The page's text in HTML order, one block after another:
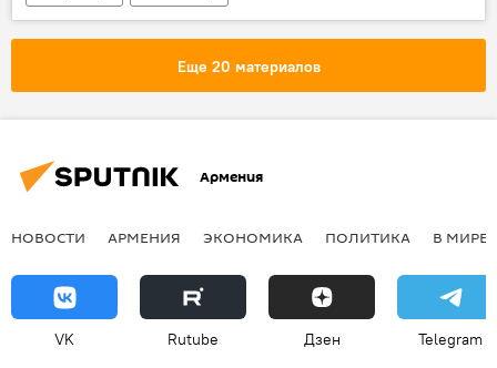
Еще 20 материалов
Армения
НОВОСТИ АРМЕНИЯ ЭКОНОМИКА ПОЛИТИКА В МИРЕ
VK Rutube Дзен Telegram